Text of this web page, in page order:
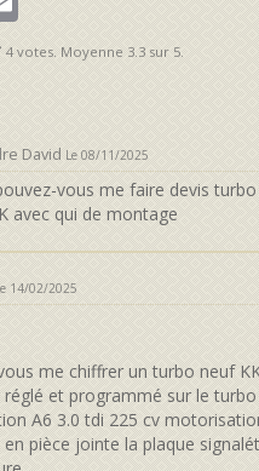
4 votes. Moyenne 3.3 sur 5.
David Le 08/11/2025
vous me faire devis
avec qui de montage
14/02/2025
me chiffrer un turbo neuf
et programmé sur le
A6 3.0 tdi 225 cv
pièce jointe la plaque